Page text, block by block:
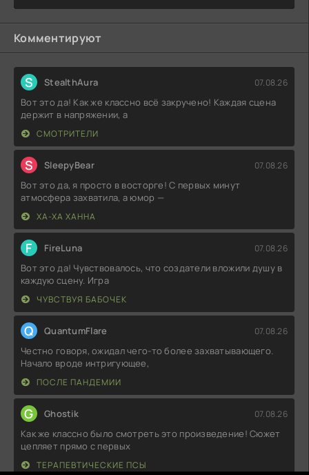
Комментируют
S StealthAura 07.08.26
Вот это да! Как же классно всё закручено! Каждая сцена
держит в напряжении, а
СМОТРИТЕЛИ
S SleepyBear 07.08.26
Вот это да, я просто в восторге! С первых минут
атмосфера захватила, а юмор —
ХА-ХА ХАННА
F FireLuna 07.08.26
Вот это да! Чувствовалось, что создатели вложили душу в
каждую сцену. Игра
ЧУВСТВУЯ БАБОЧЕК
Q QuantumFlare 07.08.26
Честно говоря, ожидал чего-то более захватывающего.
Начало вроде интригующее,
ПОСЛЕ ПАНДЕМИИ
G Ghostik 07.08.26
Как же классно было смотреть это произведение! Сюжет
цепляет прямо с первых
ТЕРАПЕВТИЧЕСКИЕ ПСЫ